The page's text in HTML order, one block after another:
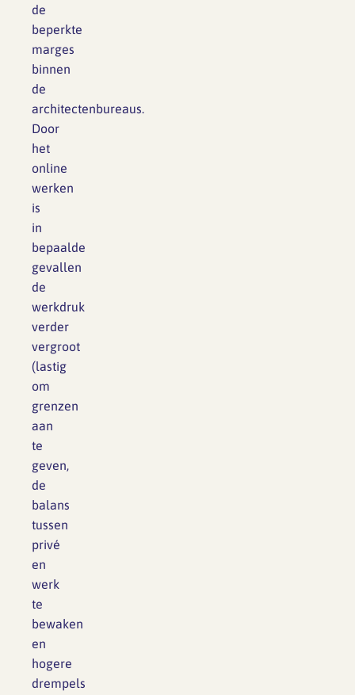
de
beperkte
marges
binnen
de
architectenbureaus.
Door
het
online
werken
is
in
bepaalde
gevallen
de
werkdruk
verder
vergroot
(lastig
om
grenzen
aan
te
geven,
de
balans
tussen
privé
en
werk
te
bewaken
en
hogere
drempels